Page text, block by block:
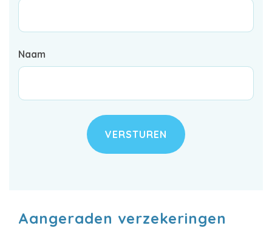
Naam
VERSTUREN
Aangeraden verzekeringen